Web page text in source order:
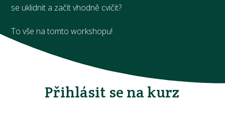
se uklidnit a začít vhodně cvičit?
To vše na tomto workshopu!
Přihlásit se na kurz